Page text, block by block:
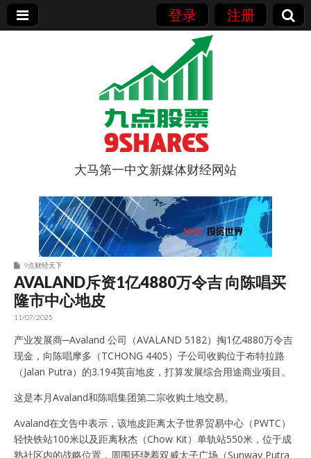
登录 注册
9点股票
大马第一中文新媒体财经网站
9点财经天下
AVALAND斥资1亿4880万令吉 向陈唱买
隆市中心地皮
11/07/2025
产业发展商─Avaland 公司（AVALAND 5182）掏1亿4880万令吉
现金，向陈唱摩多（TCHONG 4405）子公司收购位于布特拉路
（Jalan Putra）的3.194英亩地皮，打算发展综合用途商业项目。
这是本月Avaland和陈唱集团第二宗收购土地交易。
Avaland在文告中表示，该地皮距离太子世界贸易中心（PWTC）
轻快铁站100米以及距离秋杰（Chow Kit）单轨站550米，位于成
熟社区内的战略位置，周围环绕着双威太子广场（Sunway Putra